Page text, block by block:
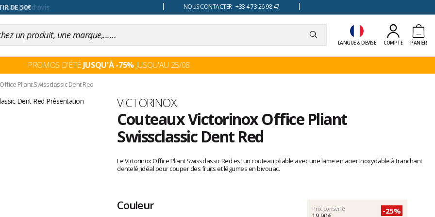
changer d'avis NOUS CONTACTER +33 4 73 26 98 47
LANGUE & DEVISE COMPTE PANIER
PROMOS D'ÉTÉ JUSQU'À -75%JUSQU'AU 25/08
Office Pliant Swissclassic Dent Red
Marque
VICTORINOX
Couteaux Victorinox Office Pliant
Swissclassic Dent Red
avis
clients
Le Victorinox Office Pliant Swissclassic Red est un couteau pliable avec une lame en acier inoxydable à tranchant
dentelé, idéal pour couper des fruits et légumes en bivouac.
Couleur Prix conseillé -25%